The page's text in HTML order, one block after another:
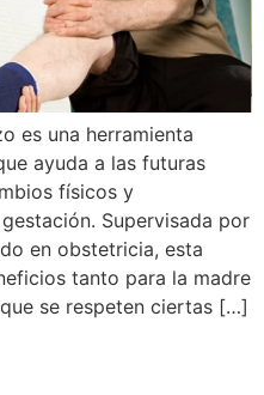
es una herramienta
ayuda a las futuras
físicos y
Supervisada por
en obstetricia, esta
tanto para la madre
se respeten ciertas […]